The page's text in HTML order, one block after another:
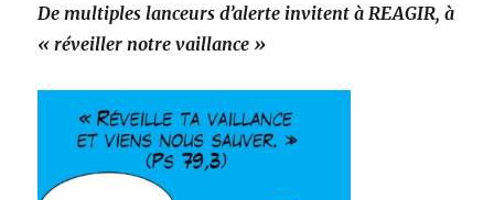
De multiples lanceurs d’alerte invitent à REAGIR, à
« réveiller notre vaillance »